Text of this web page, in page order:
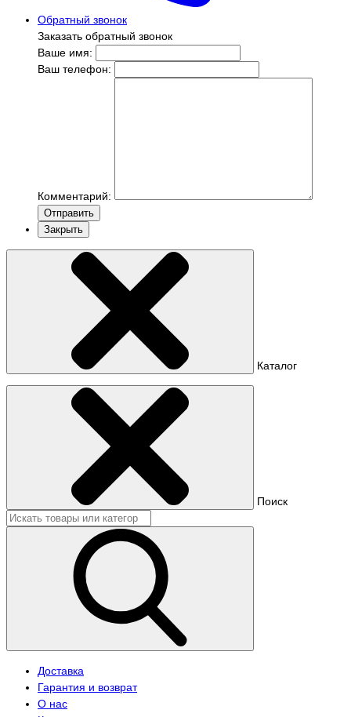
Обратный звонок
Заказать обратный звонок
Ваше имя:
Ваш телефон:
Комментарий:
Отправить
Закрыть
Каталог
Поиск
Доставка
Гарантия и возврат
О нас